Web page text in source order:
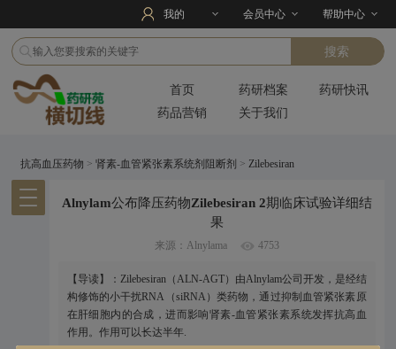
我的 会员中心 帮助中心
首页 药研档案
药研快讯
药品营销
关于我们
抗高血压药物 >肾素-血管紧张素系统剂阻断剂 >Zilebesiran
Alnylam公布降压药物Zilebesiran 2期临床试验详细结
果
来源：Alnylama 4753
【导读】：Zilebesiran（ALN-AGT）由Alnylam公司开发，是经结
构修饰的小干扰RNA（siRNA）类药物，通过抑制血管紧张素原
在肝细胞内的合成，进而影响肾素-血管紧张素系统发挥抗高血
作用。作用可以长达半年.